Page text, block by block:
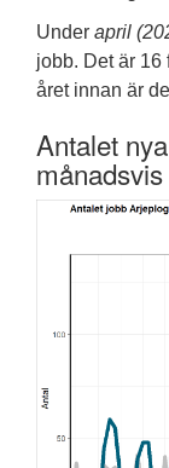
Under april
jobb. Det är 16
året innan är
Antalet
månadsvis